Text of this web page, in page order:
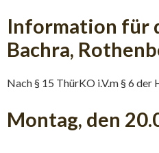
Information für
Bachra,
Nach § 15 ThürKO i.V.m § 6
Montag, den